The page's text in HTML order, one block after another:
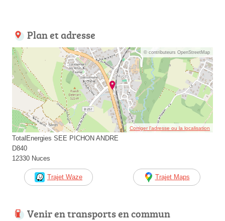
Plan et adresse
© contributeurs OpenStreetMap
Corriger l’adresse ou la localisation
TotalEnergies SEE PICHON ANDRE
D840
12330 Nuces
Trajet Waze Trajet Maps
Venir en transports en commun